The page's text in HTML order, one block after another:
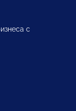
с